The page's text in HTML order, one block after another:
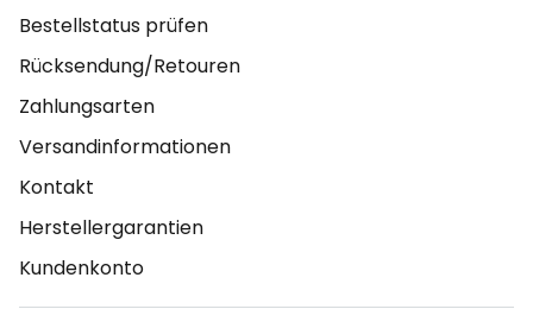
Bestellstatus prüfen
Rücksendung/Retouren
Zahlungsarten
Versandinformationen
Kontakt
Herstellergarantien
Kundenkonto